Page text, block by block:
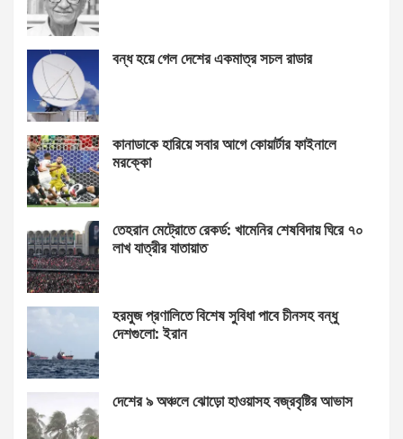
বন্ধ হয়ে গেল দেশের একমাত্র সচল রাডার
কানাডাকে হারিয়ে সবার আগে কোয়ার্টার ফাইনালে
মরক্কো
তেহরান মেট্রোতে রেকর্ড: খামেনির শেষবিদায় ঘিরে ৭০
লাখ যাত্রীর যাতায়াত
হরমুজ প্রণালিতে বিশেষ সুবিধা পাবে চীনসহ বন্ধু
দেশগুলো: ইরান
দেশের ৯ অঞ্চলে ঝোড়ো হাওয়াসহ বজ্রবৃষ্টির আভাস